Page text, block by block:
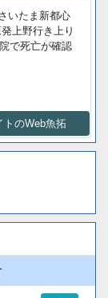
いたま新都心
上野行き上り
で死亡が確認
トのWeb魚拓